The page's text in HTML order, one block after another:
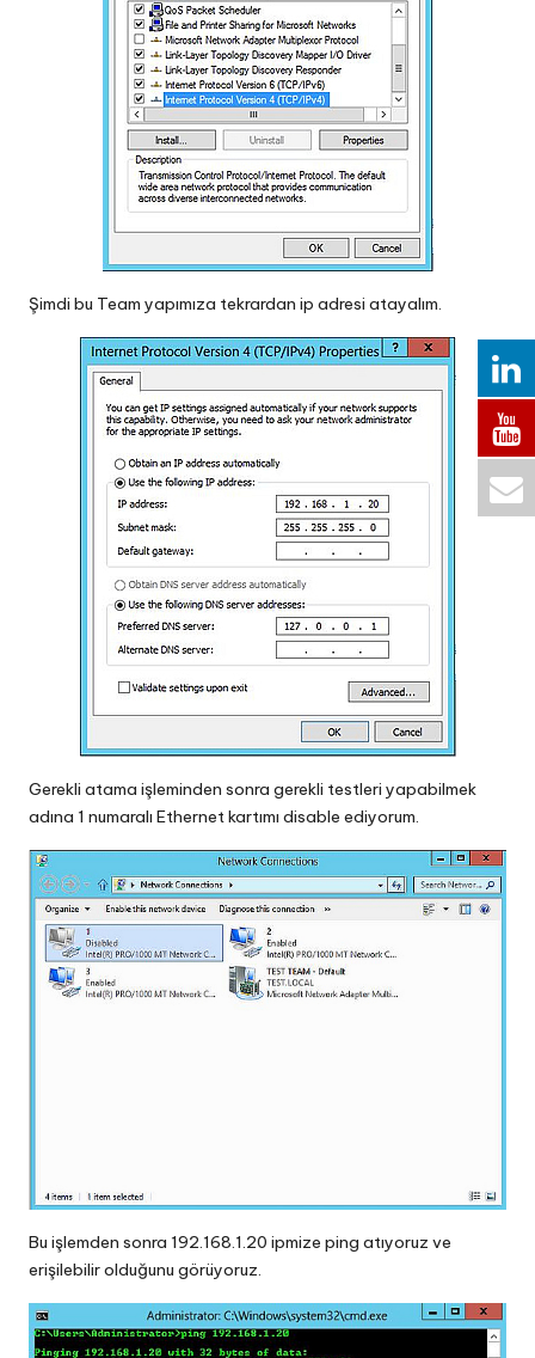
Şimdi bu Team yapımıza tekrardan ip adresi atayalım.
Gerekli atama işleminden sonra gerekli testleri yapabilmek
adına 1 numaralı Ethernet kartımı disable ediyorum.
Bu işlemden sonra 192.168.1.20 ipmize ping atıyoruz ve
erişilebilir olduğunu görüyoruz.